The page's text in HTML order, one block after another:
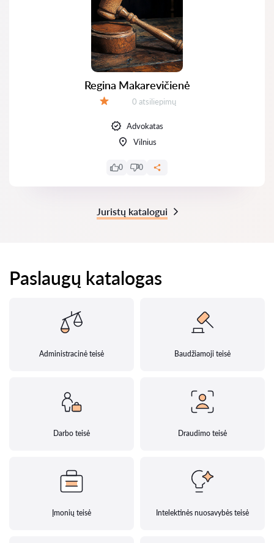
Regina Makarevičienė
Atsiliepimų:
0 atsiliepimų
Advokatas
Vilnius
0 0
Juristų katalogui
Paslaugų katalogas
Administracinė teisė Baudžiamoji teisė
Darbo teisė Draudimo teisė
Įmonių teisė Intelektinės nuosavybės teisė